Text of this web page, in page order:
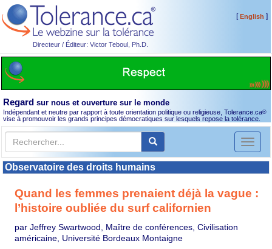
Directeur / Éditeur: Victor Teboul, Ph.D.
[English ]
Regard sur nous et ouverture sur le monde
Indépendant et neutre par rapport à toute orientation politique ou religieuse, Tolerance.ca®
vise à promouvoir les grands principes démocratiques sur lesquels repose la tolérance.
Toggle
Observatoire des droits humains
Quand les femmes prenaient déjà la vague :
l’histoire oubliée du surf californien
par Jeffrey Swartwood, Maître de conférences, Civilisation
américaine, Université Bordeaux Montaigne